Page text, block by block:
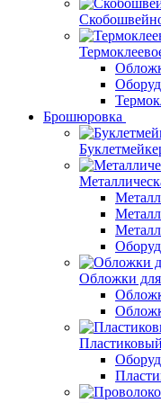
Брошюровка
Обложки